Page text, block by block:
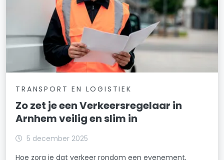
TRANSPORT EN LOGISTIEK
Zo zet je een Verkeersregelaar in
Arnhem veilig en slim in
5 december 2025
Hoe zorg je dat verkeer rondom een evenement,